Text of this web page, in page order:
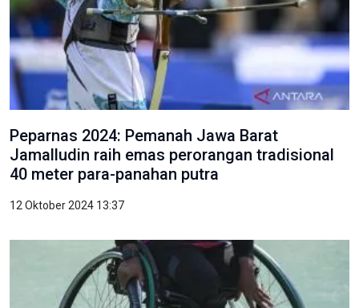
Peparnas 2024: Pemanah Jawa Barat
Jamalludin raih emas perorangan tradisional
40 meter para-panahan putra
12 Oktober 2024 13:37